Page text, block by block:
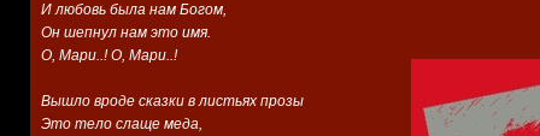
И любовь была нам Богом,
Он шепнул нам это имя.
О, Мари..! О, Мари..!
Вышло вроде сказки в листьях прозы
Это тело слаще меда,